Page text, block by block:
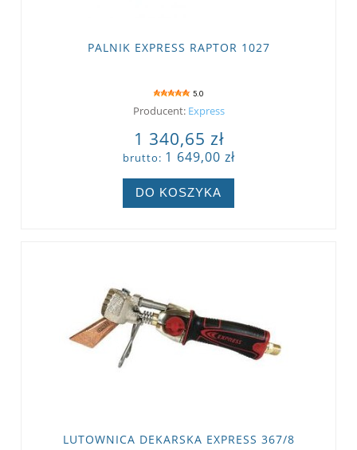
PALNIK EXPRESS RAPTOR 1027
5.0
Producent: Express
1 340,65 zł
brutto: 1 649,00 zł
DO KOSZYKA
LUTOWNICA DEKARSKA EXPRESS 367/8